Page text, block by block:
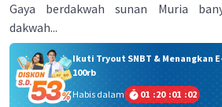
Gaya berdakwah sunan Muria
dakwah...
Ikuti Tryout SNBT & Menangkan
100rb
Habis dalam
01 :20 :01 :02